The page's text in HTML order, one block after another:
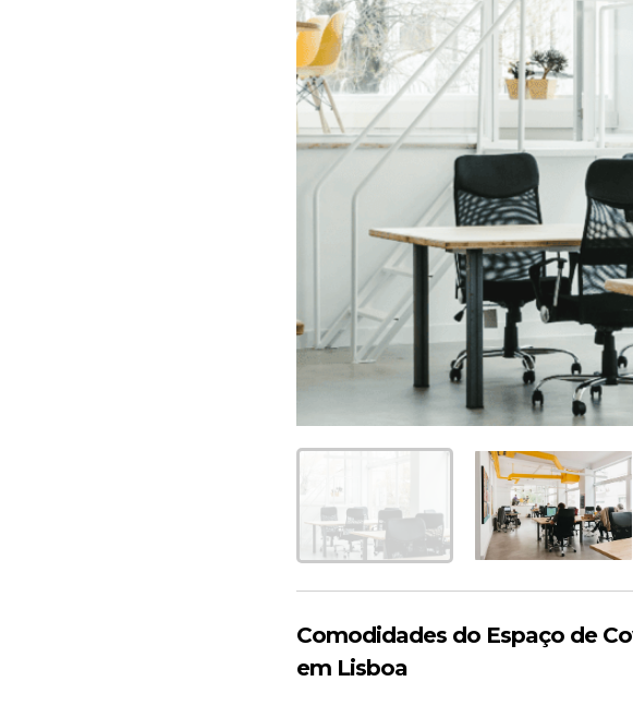
Comodidades do Espaço de
em Lisboa